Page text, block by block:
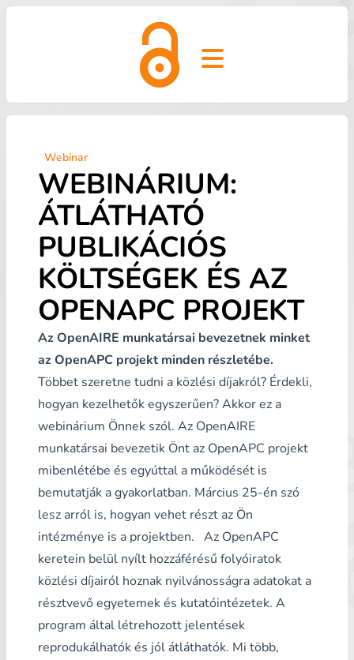
Open main menu
Webinar
WEBINÁRIUM:
ÁTLÁTHATÓ
PUBLIKÁCIÓS
KÖLTSÉGEK ÉS AZ
OPENAPC PROJEKT
Az OpenAIRE munkatársai bevezetnek minket
az OpenAPC projekt minden részletébe.
Többet szeretne tudni a közlési díjakról? Érdekli,
hogyan kezelhetők egyszerűen? Akkor ez a
webinárium Önnek szól. Az OpenAIRE
munkatársai bevezetik Önt az OpenAPC projekt
mibenlétébe és egyúttal a működését is
bemutatják a gyakorlatban. Március 25-én szó
lesz arról is, hogyan vehet részt az Ön
intézménye is a projektben. Az OpenAPC
keretein belül nyílt hozzáférésű folyóiratok
közlési díjairól hoznak nyilvánosságra adatokat a
résztvevő egyetemek és kutatóintézetek. A
program által létrehozott jelentések
reprodukálhatók és jól átláthatók. Mi több,